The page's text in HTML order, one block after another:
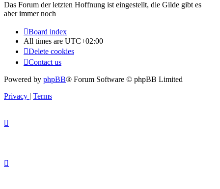
Das Forum der letzten Hoffnung ist eingestellt, die Gilde gibt es
aber immer noch
Board index
All times are UTC+02:00
Delete cookies
Contact us
Powered by phpBB® Forum Software © phpBB Limited
Privacy | Terms